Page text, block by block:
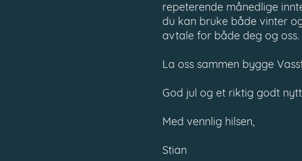
repeterende månedlige
du kan bruke både vinter
avtale for både deg og oss.
La oss sammen bygge
God jul og et riktig godt
Med vennlig hilsen,
Stian